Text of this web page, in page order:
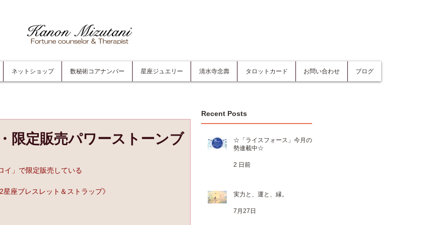
ネットショップ 数秘術コアナンバー 星座ジュエリー 清水寺念壽 タロットカード お問い合わせ ブログ
限定販売パワーストーンブ
イ」で限定販売している
座ブレスレット＆ストラップ》
Recent Posts
☆「ライスフォース」今月の運
勢連載中☆
2 日前
実力と、運と、縁。
7月27日